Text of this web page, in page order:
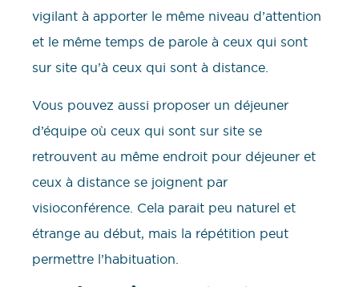
vigilant à apporter le même niveau d’attention
et le même temps de parole à ceux qui sont
sur site qu’à ceux qui sont à distance.
Vous pouvez aussi proposer un déjeuner
d’équipe où ceux qui sont sur site se
retrouvent au même endroit pour déjeuner et
ceux à distance se joignent par
visioconférence. Cela parait peu naturel et
étrange au début, mais la répétition peut
permettre l’habituation.